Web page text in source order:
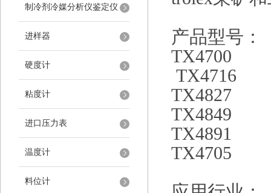
制冷剂冷媒分析仪鉴定仪
进样器
硬度计
粘度计
进口压力表
温度计
料位计
产品型号：
TX4700
TX4716
TX4827
TX4849
TX4891
TX4705